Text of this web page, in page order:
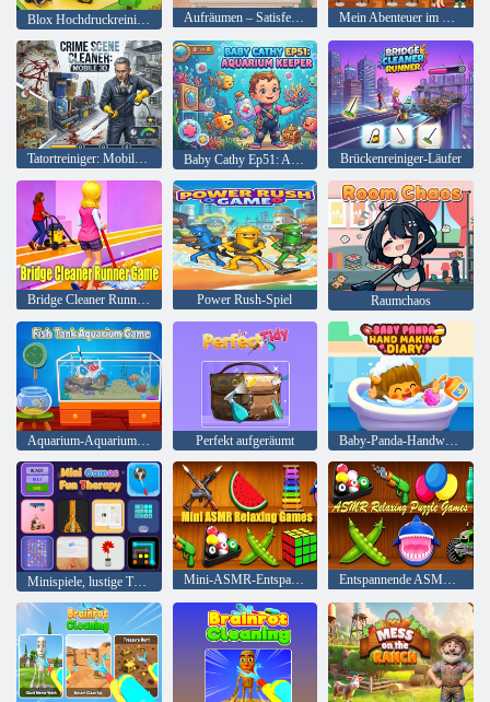
Aufräumen – Satisfeel ASMR Mein Abenteuer im Schulleben
Tatortreiniger: Mobile 3D Baby Cathy Ep51: Aquarienwärterin Brückenreiniger-Läufer
Bridge Cleaner Runner-Spiel Power Rush-Spiel Raumchaos
Perfekt aufgeräumt
Minispiele, lustige Therapie Mini-ASMR-Entspannungsspiele Entspannende ASMR-Puzzlespiele